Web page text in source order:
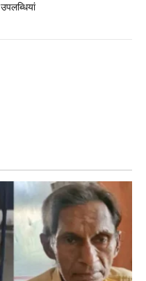
उपलब्धियां